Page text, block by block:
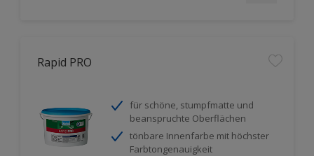
Rapid PRO
für schöne, stumpfmatte und
beanspruchte Oberflächen
tönbare Innenfarbe mit höchster
Farbtongenauigkeit